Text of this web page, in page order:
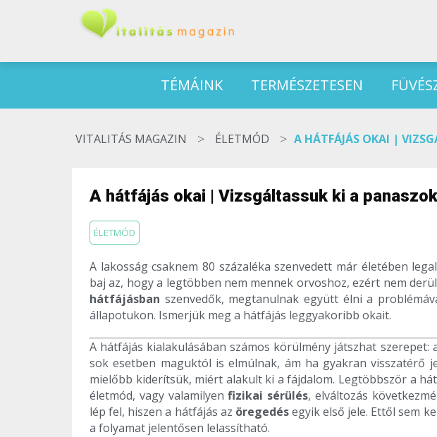
TÉMÁINK TERMÉSZETESEN
VITALITÁS MAGAZIN > ÉLETMÓD > A HÁTFÁJÁS OKAI |
A hátfájás okai | Vizsgáltassuk ki a
ÉLETMÓD
A lakosság csaknem 80 százaléka szenvedett már életében
baj az, hogy a legtöbben nem mennek orvoshoz, ezért nem
hátfájásban szenvedők, megtanulnak együtt élni a
állapotukon. Ismerjük meg a hátfájás leggyakoribb okait.
A hátfájás kialakulásában számos körülmény játszhat
sok esetben maguktól is elmúlnak, ám ha gyakran visszatérő
mielőbb kiderítsük, miért alakult ki a fájdalom. Legtöbbször a
életmód, vagy valamilyenfizikai sérülés, elváltozás
lép fel, hiszen a hátfájás az öregedésegyik első jele. Ettől sem
a folyamat jelentősen lelassítható.